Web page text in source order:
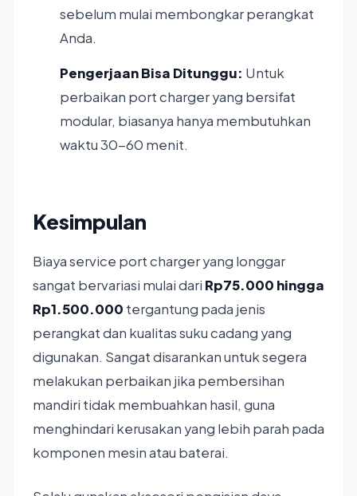
sebelum mulai membongkar perangkat
Anda.
Pengerjaan Bisa Ditunggu: Untuk
perbaikan port charger yang bersifat
modular, biasanya hanya membutuhkan
waktu 30-60 menit.
Kesimpulan
Biaya service port charger yang longgar
sangat bervariasi mulai dari Rp75.000 hingga
Rp1.500.000 tergantung pada jenis
perangkat dan kualitas suku cadang yang
digunakan. Sangat disarankan untuk segera
melakukan perbaikan jika pembersihan
mandiri tidak membuahkan hasil, guna
menghindari kerusakan yang lebih parah pada
komponen mesin atau baterai.